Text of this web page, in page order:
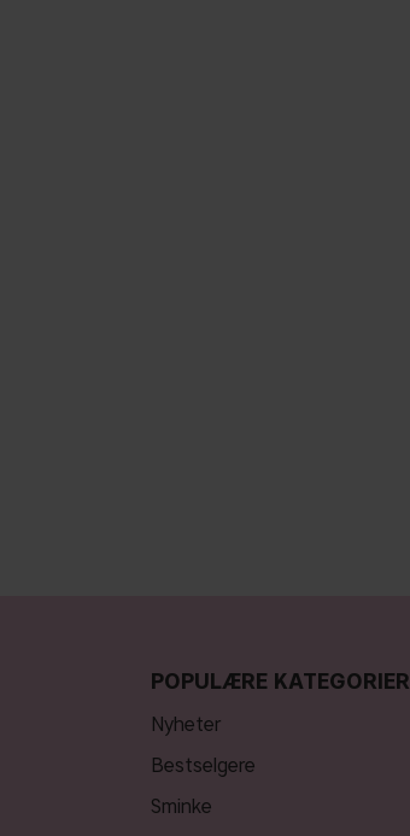
POPULÆRE KATEGORIER
nyheter
bestselgere
sminke